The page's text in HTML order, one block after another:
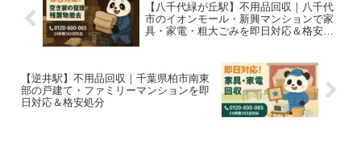
【八千代緑が丘駅】不用品回収｜八千代
市のイオンモール・新興マンションで家
具・家電・粗大ごみを即日対応＆格安処
【逆井駅】不用品回収｜千葉県柏市南東
部の戸建て・ファミリーマンションを即
日対応＆格安処分